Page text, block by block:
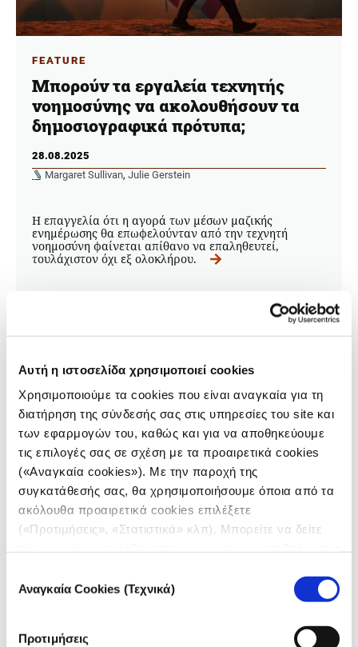
Αυτή η ιστοσελίδα χρησιμοποιεί cookies
Χρησιμοποιούμε τα cookies που είναι αναγκαία για τη
διατήρηση της σύνδεσής σας στις υπηρεσίες του site και
των εφαρμογών του, καθώς και για να αποθηκεύουμε
τις επιλογές σας σε σχέση με τα προαιρετικά cookies
(«Αναγκαία cookies»). Με την παροχή της
συγκατάθεσής σας, θα χρησιμοποιήσουμε όποια από τα
ακόλουθα προαιρετικά cookies επιλέξετε
(«Προτιμήσεις», «Στατιστικά» κλπ). Μπορείτε να δείτε
συγκατάθεσης
Αναγκαία Cookies (Τεχνικά)
Προτιμήσεις
FEATURE
Μπορούν τα εργαλεία τεχνητής
νοημοσύνης να ακολουθήσουν τα
δημοσιογραφικά πρότυπα;
28.08.2025
Margaret Sullivan, Julie Gerstein
Η επαγγελία ότι η αγορά των μέσων μαζικής
ενημέρωσης θα επωφελούνταν από την τεχνητή
νοημοσύνη φαίνεται απίθανο να επαληθευτεί,
τουλάχιστον όχι εξ ολοκλήρου.
FEATURE
Πρωτοπόροι που αγωνίζονται να
ζωντανές στην εποχή του ΑΙ
Gretel Kahn